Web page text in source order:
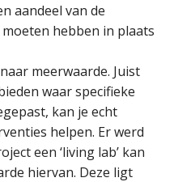
aandeel van de
hebben in plaats
meerwaarde. Juist
waar specifieke
kan je echt
helpen. Er werd
een ‘living lab’ kan
hiervan. Deze ligt